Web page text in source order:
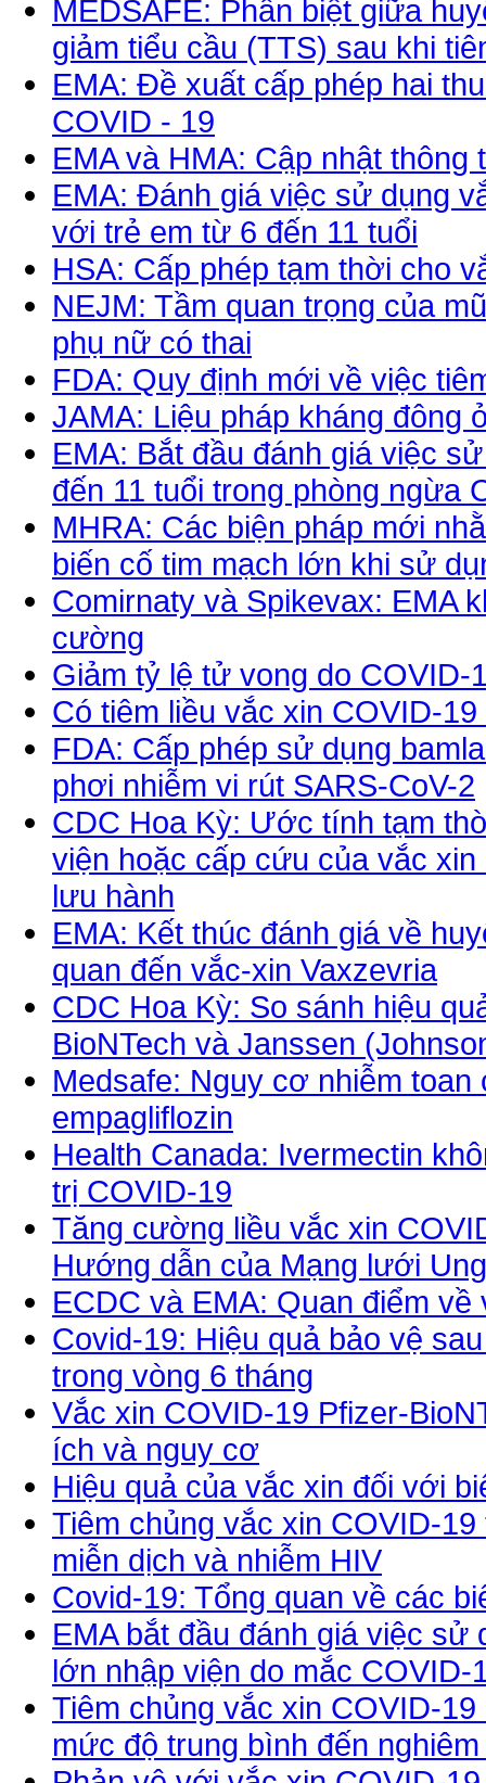
MEDSAFE: Phân biệt giữa
giảm tiểu cầu (TTS) sau khi
EMA: Đề xuất cấp phép hai
COVID - 19
EMA và HMA: Cập nhật thông
EMA: Đánh giá việc sử dụng
với trẻ em từ 6 đến 11 tuổi
HSA: Cấp phép tạm thời cho
NEJM: Tầm quan trọng của
phụ nữ có thai
FDA: Quy định mới về việc
JAMA: Liệu pháp kháng đông
EMA: Bắt đầu đánh giá việc
đến 11 tuổi trong phòng ngừa
MHRA: Các biện pháp mới
biến cố tim mạch lớn khi sử
Comirnaty và Spikevax: EMA
cường
Giảm tỷ lệ tử vong do
Có tiêm liều vắc xin COVID-
FDA: Cấp phép sử dụng
phơi nhiễm vi rút SARS-CoV-2
CDC Hoa Kỳ: Ước tính tạm
viện hoặc cấp cứu của vắc
lưu hành
EMA: Kết thúc đánh giá về
quan đến vắc-xin Vaxzevria
CDC Hoa Kỳ: So sánh hiệu
BioNTech và Janssen
Medsafe: Nguy cơ nhiễm
empagliflozin
Health Canada: Ivermectin
trị COVID-19
Tăng cường liều vắc xin
Hướng dẫn của Mạng lưới
ECDC và EMA: Quan điểm
Covid-19: Hiệu quả bảo vệ
trong vòng 6 tháng
Vắc xin COVID-19 Pfizer-
ích và nguy cơ
Hiệu quả của vắc xin đối với
Tiêm chủng vắc xin COVID-
miễn dịch và nhiễm HIV
Covid-19: Tổng quan về các
EMA bắt đầu đánh giá việc
lớn nhập viện do mắc COVID-
Tiêm chủng vắc xin COVID-
mức độ trung bình đến